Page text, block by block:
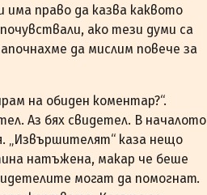
има право да казва каквото
ако тези думи са
да мислим повече за
на обиден коментар?“.
Аз бях свидетел. В началото
„Извършителят“ каза нещо
натъжена, макар че беше
могат да помогнат.